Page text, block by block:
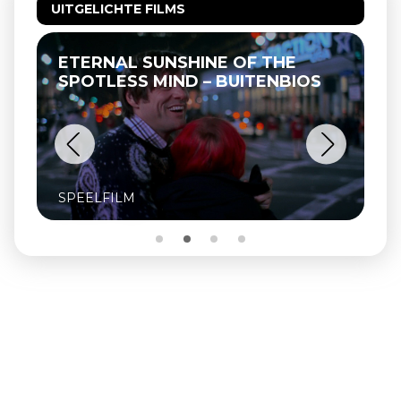
UITGELICHTE FILMS
ETERNAL SUNSHINE OF THE
SPOTLESS MIND – BUITENBIOS
SPEELFILM